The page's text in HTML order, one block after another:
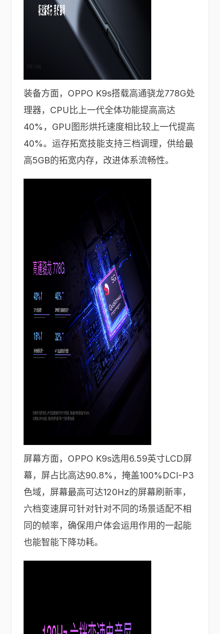
装备方面，OPPO K9s搭载高通骁龙778G处
理器，CPU比上一代全体功能提高高达
40%，GPU图形烘托速度相比较上一代提高
40%。运存拓宽技能支持三档调理，供给最
高5GB的拓宽内存，改进体系流畅性。
屏幕方面，OPPO K9s选用6.59英寸LCD屏
幕，屏占比高达90.8%，掩盖100%DCI-P3
色域，屏幕最高可达120Hz的屏幕刷新率，
六档变速屏可针对针对不同的场景适配不相
同的帧率，确保用户体会运用作用的一起能
也能智能下降功耗。